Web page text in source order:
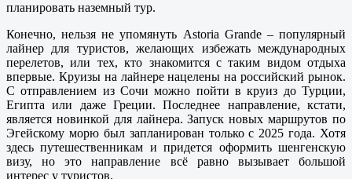
планировать наземный тур.
Конечно, нельзя не упомянуть Astoria Grande – популярный
лайнер для туристов, желающих избежать международных
перелетов, или тех, кто знакомится с таким видом отдыха
впервые. Круизы на лайнере нацелены на российский рынок.
С отправлением из Сочи можно пойти в круиз до Турции,
Египта или даже Греции. Последнее направление, кстати,
является новинкой для лайнера. Запуск новых маршрутов по
Эгейскому морю был запланирован только с 2025 года. Хотя
здесь путешественникам и придется оформить шенгенскую
визу, но это направление всё равно вызывает большой
интерес у туристов.